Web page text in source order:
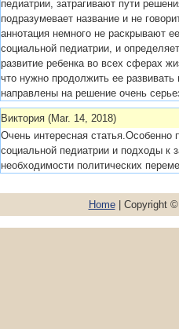
педиатрии, затрагивают пути
подразумевает название и не
аннотация немного не раскрывают
социальной педиатрии, и
развитие ребенка во всех сферах
что нужно продолжить ее
направлены на решение очень
Виктория (Mar. 14, 2018)
Очень интересная статья.Особенно
социальной педиатрии и подходы к
необходимости политических
Home| Copyright ©